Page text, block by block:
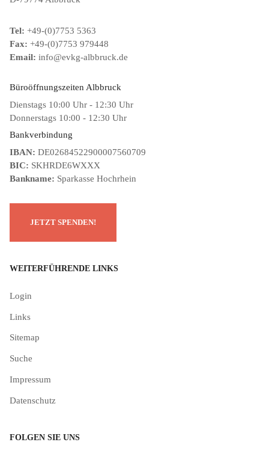
Tel: +49-(0)7753 5363
Fax: +49-(0)7753 979448
Email: info@evkg-albbruck.de
Büroöffnungszeiten Albbruck
Dienstags 10:00 Uhr - 12:30 Uhr
Donnerstags 10:00 - 12:30 Uhr
Bankverbindung
IBAN: DE02684522900007560709
BIC: SKHRDE6WXXX
Bankname: Sparkasse Hochrhein
WEITERFÜHRENDE LINKS
Login
Links
Sitemap
Suche
Impressum
Datenschutz
FOLGEN SIE UNS